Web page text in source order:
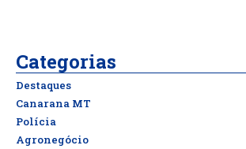
Categorias
Destaques
Canarana MT
Polícia
Agronegócio